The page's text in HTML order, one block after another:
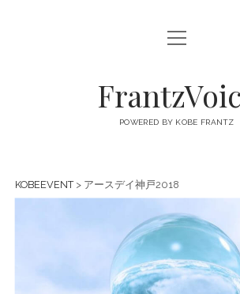
FRANTZVOICE
open
menu
POWERED BY KOBE FRANTZ
KOBEEVENT> アースデイ神戸2018